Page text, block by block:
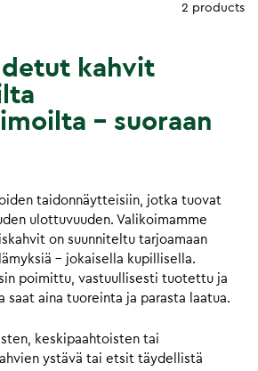
2 products
kahvit
– suoraan
taidonnäytteisiin, jotka tuovat
ulottuvuuden. Valikoimamme
on suunniteltu tarjoamaan
– jokaisella kupillisella.
poimittu, vastuullisesti tuotettu ja
saat aina tuoreinta ja parasta laatua.
keskipaahtoisten tai
ystävä tai etsit täydellistä